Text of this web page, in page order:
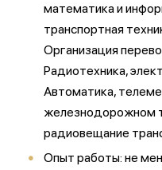
математика и
транспортная
Организация
Радиотехника,
Автоматика,
железнодорожном
радиовещание
Опыт работы: не